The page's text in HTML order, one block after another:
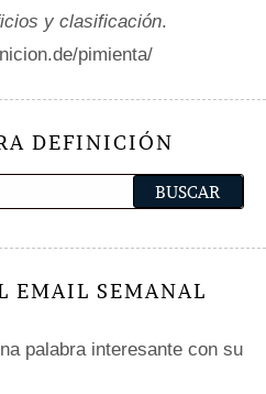
y clasificación.
pimienta/
DEFINICIÓN
EMAIL SEMANAL
palabra interesante con su